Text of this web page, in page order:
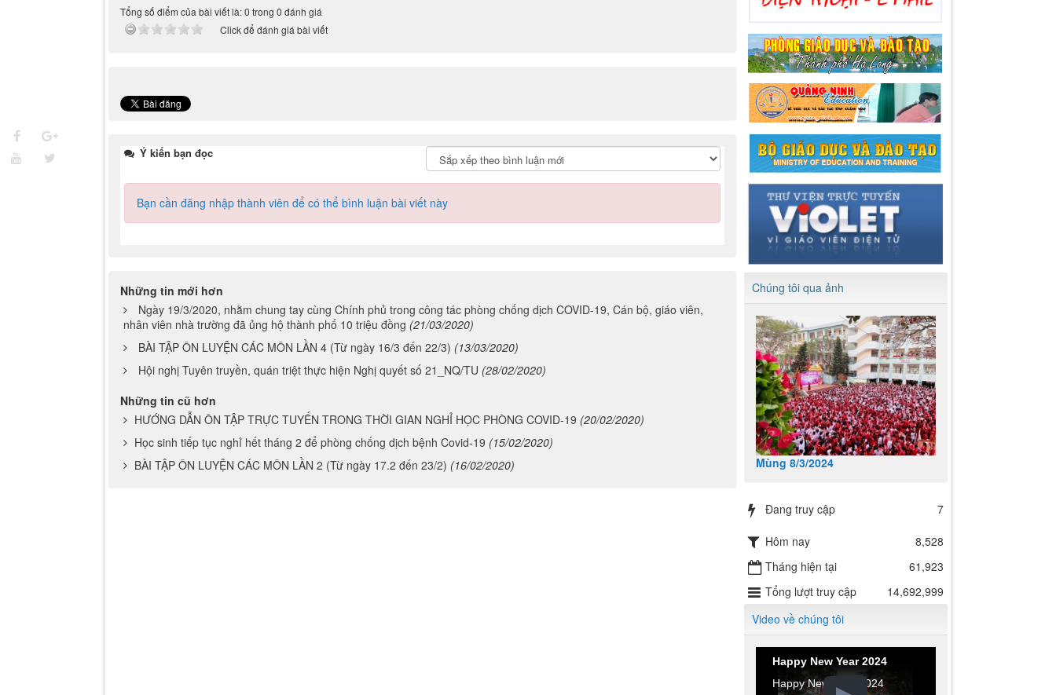
Tổng số điểm của bài viết là: 0 trong 0 đánh giá
Click để đánh giá bài viết
Ý kiến bạn đọc
Bạn cần đăng nhập thành viên để có thể bình luận bài viết này
Những tin mới hơn
Ngày 19/3/2020, nhằm chung tay cùng Chính phủ trong công tác phòng chống dịch COVID-19, Cán bộ, giáo viên,
nhân viên nhà trường đã ủng hộ thành phố 10 triệu đồng (21/03/2020)
BÀI TẬP ÔN LUYỆN CÁC MÔN LẦN 4 (Từ ngày 16/3 đến 22/3) (13/03/2020)
Hội nghị Tuyên truyền, quán triệt thực hiện Nghị quyết số 21_NQ/TU (28/02/2020)
Những tin cũ hơn
HƯỚNG DẪN ÔN TẬP TRỰC TUYẾN TRONG THỜI GIAN NGHỈ HỌC PHÒNG COVID-19 (20/02/2020)
Học sinh tiếp tục nghỉ hết tháng 2 để phòng chống dịch bệnh Covid-19 (15/02/2020)
BÀI TẬP ÔN LUYỆN CÁC MÔN LẦN 2 (Từ ngày 17.2 đến 23/2) (16/02/2020)
Chúng tôi qua ảnh
Mùng 8/3/2024
Đang truy cập 7
Hôm nay
8,528
Tháng hiện tại
61,923
Tổng lượt truy cập
14,692,999
Video về chúng tôi
Happy New Year 2024
Happy New Year 2024